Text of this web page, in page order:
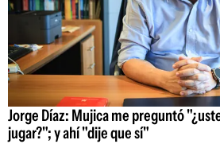
Jorge Díaz: Mujica me preguntó
jugar?"; y ahí "dije que sí"